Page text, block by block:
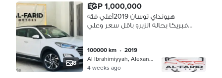
8
EGP 1,000,000
هيونداي توسان 2019أعلي فئه
فبريكا بحاله الزيرو باقل سعر وعلي
100000 km •
2019
Al Ibrahimiyyah, Alexandria
4 weeks ago